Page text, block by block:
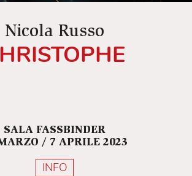
Nicola Russo
SALA FASSBINDER
/ 7 APRILE 2023
INFO